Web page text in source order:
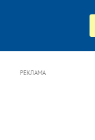
РЕКЛАМА